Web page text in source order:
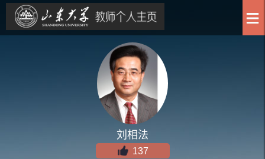
刘相法
137